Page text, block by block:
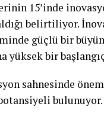
15’inde
belirtiliyor.
güçlü bir
yüksek bir
sahnesinde
bulunuyor.